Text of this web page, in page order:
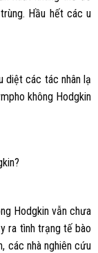
Hầu hết các u
diệt các tác nhân lạ
không Hodgkin
Hodgkin vẫn chưa
ra tình trạng tế bào
các nhà nghiên cứu